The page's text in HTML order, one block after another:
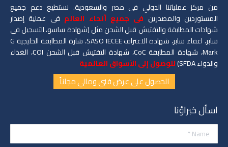
من مركز عملياتنا الدولي فى مصر والسعودية. نستطيع دعم جميع
المستوردين والمصدرين فى جميع أنحاء العالم فى عملية إصدار
شهادات المطابقة والتفتيش قبل الشحن مثل (شهادة ساسو، التسجيل فى
سابر، اعفاء سابر، شهادة الاعتراف SASO IECEE، شارة المطابقة الخليجية G
Mark، شهادة المطابقة CoC، شهادة التفتيش قبل الشحن COI، الغذاء
والدواء SFDA)
للوصول إلى الأسواق العالمية
الحصول على عرض فني ومالي مجاناً
اسأل خبراؤنا
Name *